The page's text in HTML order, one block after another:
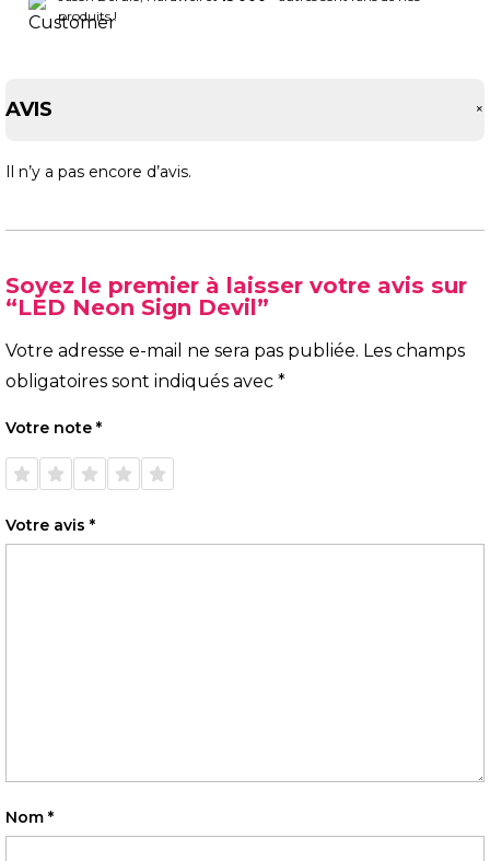
produits !
AVIS +
Il n’y a pas encore d’avis.
Soyez le premier à laisser votre avis sur
“LED Neon Sign Devil”
Votre adresse e-mail ne sera pas publiée. Les champs
obligatoires sont indiqués avec *
Votre note *
1 étoile
sur 5
2 étoiles
sur 5
3 étoiles
sur 5
4 étoiles
sur 5
5 étoiles
sur 5
Votre avis *
Nom *